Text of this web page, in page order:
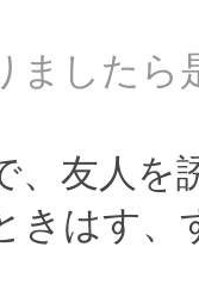
ました
、友人
きはす、